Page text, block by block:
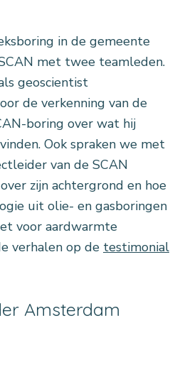
in de gemeente
met twee teamleden.
geoscientist
de verkenning van de
boring over wat hij
Ook spraken we met
van de SCAN
zijn achtergrond en hoe
uit olie- en gasboringen
voor aardwarmte
verhalen op de testimonial
Amsterdam